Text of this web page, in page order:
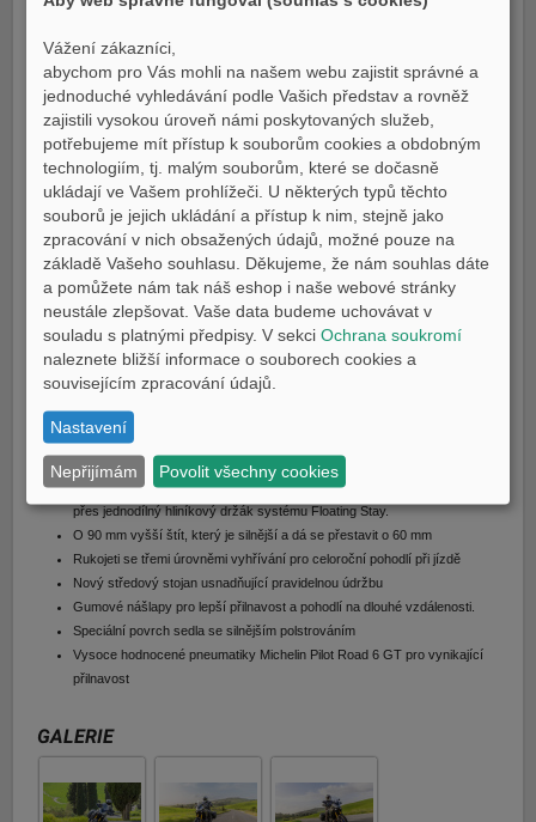
tempomatu je TRACER 7 GT ideálním cestovním strojem pro dlouhé jízdy.
DETAILY:
K dispozici je také verze s výkonem 35 kW pro řidičské oprávnění
skupiny A2
Nový dynamický design TRACER s kompaktním LED osvětlením a
animovanými obrysovými světly.
Elektronický plyn Y-CCT a jízdní režimy YRC
Nastavitelná 41mm vidlice USD pro vynikající držení na silnici
Tempomat pro pohodlí na dlouhé vzdálenosti
Větší 18litrová palivová nádrž pro delší dojezd
5palcový TFT displej s možností připojení smartphonu a navigace
Radiálně upevněné třmeny pro vynikající brzdný výkon
Motor EU5+ CP2 o objemu 690 cm3 s vysokým točivým momentem
Intuitivní nové spínače a automaticky se vypínající ukazatele směru
Lepší ergonomie díky dvoudílnému sedlu, štíhlejší palivové nádrži a
širším řídítkům
Dálkové nastavení předpětí pro rychlé a snadné seřízení zadního tlumiče
Pevné boční kufry, do kterých se do každého vejde přilba, upevněné
přes jednodílný hliníkový držák systému Floating Stay.
O 90 mm vyšší štít, který je silnější a dá se přestavit o 60 mm
Rukojeti se třemi úrovněmi vyhřívání pro celoroční pohodlí při jízdě
Nový středový stojan usnadňující pravidelnou údržbu
Gumové nášlapy pro lepší přilnavost a pohodlí na dlouhé vzdálenosti.
Speciální povrch sedla se silnějším polstrováním
Vysoce hodnocené pneumatiky Michelin Pilot Road 6 GT pro vynikající
přilnavost
GALERIE
Vážení zákazníci,
abychom pro Vás mohli na našem webu zajistit správné a
jednoduché vyhledávání podle Vašich představ a rovněž
zajistili vysokou úroveň námi poskytovaných služeb,
potřebujeme mít přístup k souborům cookies a obdobným
technologiím, tj. malým souborům, které se dočasně
ukládají ve Vašem prohlížeči. U některých typů těchto
souborů je jejich ukládání a přístup k nim, stejně jako
zpracování v nich obsažených údajů, možné pouze na
základě Vašeho souhlasu. Děkujeme, že nám souhlas dáte
a pomůžete nám tak náš eshop i naše webové stránky
neustále zlepšovat. Vaše data budeme uchovávat v
souladu s platnými předpisy. V sekciOchrana soukromí
naleznete bližší informace o souborech cookies a
souvisejícím zpracování údajů.
Nastavení
Nepřijímám Povolit všechny cookies